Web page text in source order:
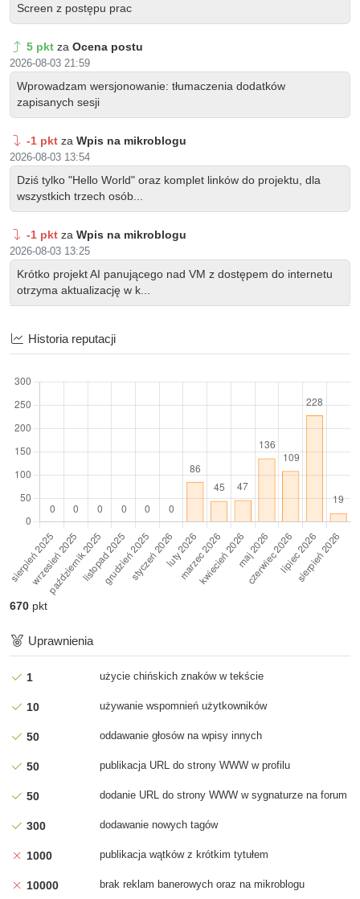
Screen z postępu prac
5 pkt za Ocena postu
2026-08-03 21:59
Wprowadzam wersjonowanie: tłumaczenia dodatków
zapisanych sesji
-1 pkt za Wpis na mikroblogu
2026-08-03 13:54
Dziś tylko "Hello World" oraz komplet linków do projektu, dla
wszystkich trzech osób...
-1 pkt za Wpis na mikroblogu
2026-08-03 13:25
Krótko projekt AI panującego nad VM z dostępem do internetu
otrzyma aktualizację w k...
2026-08-02 14:40
obsługę VM pośrednio z...
1 pkt
W jednej z przyszłych aktualizacji OSINT NET Auditor otrzyma
obsługę VM pośrednio z...
5 pkt
2026-08-02 01:48
Dziś tylko "Hello World" oraz komplet linków do projektu, dla
wszystkich trzech osób...
1 pkt
Krótko projekt AI panującego nad VM z dostępem do internetu
5 pkt Ocena wpisu na mikroblogu
Dziś tylko "Hello World" oraz komplet linków do projektu, dla
wszystkich trzech osób...
1 pkt Wpis na mikroblogu
wszystkich trzech osób...
Historia reputacji
670 pkt
Uprawnienia
1 użycie chińskich znaków w tekście
10 używanie wspomnień użytkowników
50 oddawanie głosów na wpisy innych
50 publikacja URL do strony WWW w profilu
50 dodanie URL do strony WWW w sygnaturze na forum
300 dodawanie nowych tagów
1000 publikacja wątków z krótkim tytułem
10000 brak reklam banerowych oraz na mikroblogu